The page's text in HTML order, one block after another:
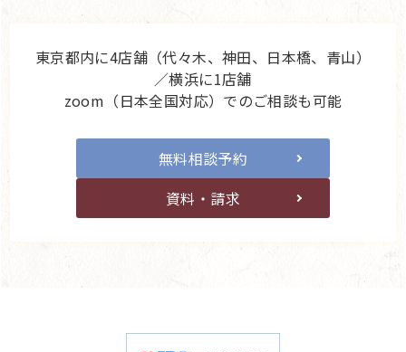
東京都内に4店舗（代々木、神田、日本橋、青山）
／横浜に1店舗
zoom（日本全国対応）でのご相談も可能
無料相談予約
資料・請求